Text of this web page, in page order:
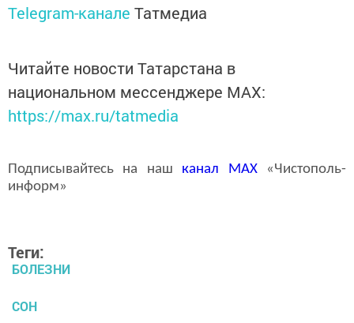
Telegram-канале Татмедиа
Читайте новости Татарстана в
национальном мессенджере MАХ:
https://max.ru/tatmedia
Подписывайтесь на наш канал MAX«Чистополь-
информ»
Теги:
БОЛЕЗНИ
СОН